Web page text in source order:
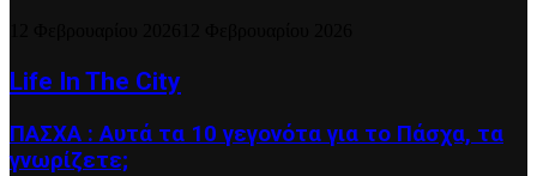
Life In The City
ΠΑΣΧΑ : Αυτά τα 10 γεγονότα για το Πάσχα, τα
γνωρίζετε;